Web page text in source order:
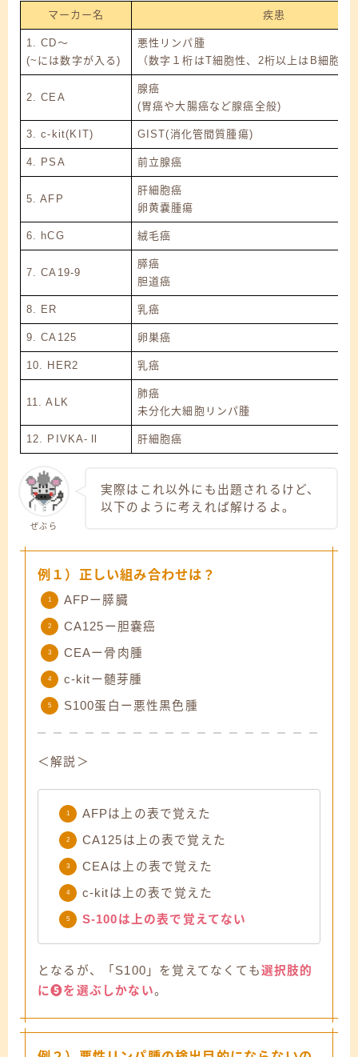
マーカー名 疾患
1. CD～
(~には数字が入る)
悪性リンパ腫
（数字１桁はT細胞性、2桁以上はB細胞性
2. CEA
腺癌
(胃癌や大腸癌など腺癌全般)
3. c-kit(KIT) GIST(消化管間質腫瘍)
4. PSA 前立腺癌
5. AFP
肝細胞癌
卵黄嚢腫瘍
6. hCG 絨毛癌
7. CA19-9
膵癌
胆道癌
8. ER 乳癌
9. CA125 卵巣癌
10. HER2 乳癌
11. ALK
肺癌
未分化大細胞リンパ腫
12. PIVKA-Ⅱ 肝細胞癌
ぜぶら
実際はこれ以外にも出題されるけど、
以下のように考えれば解けるよ。
例１）正しい組み合わせは？
AFPー膵臓
CA125ー胆嚢癌
CEAー骨肉腫
c-kitー髄芽腫
S100蛋白ー悪性黒色腫
＜解説＞
AFPは上の表で覚えた
CA125は上の表で覚えた
CEAは上の表で覚えた
c-kitは上の表で覚えた
S-100は上の表で覚えてない
となるが、「S100」を覚えてなくても選択肢的
に❺を選ぶしかない。